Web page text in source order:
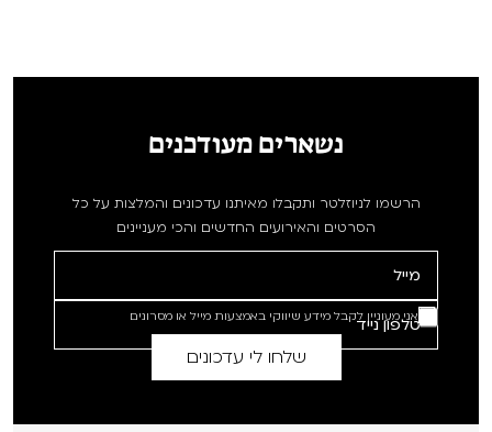
נשארים מעודכנים
הרשמו לניוזלטר ותקבלו מאיתנו עדכונים והמלצות על כל
הסרטים והאירועים החדשים והכי מעניינים
אני מעוניין לקבל מידע שיווקי באמצעות מייל או מסרונים